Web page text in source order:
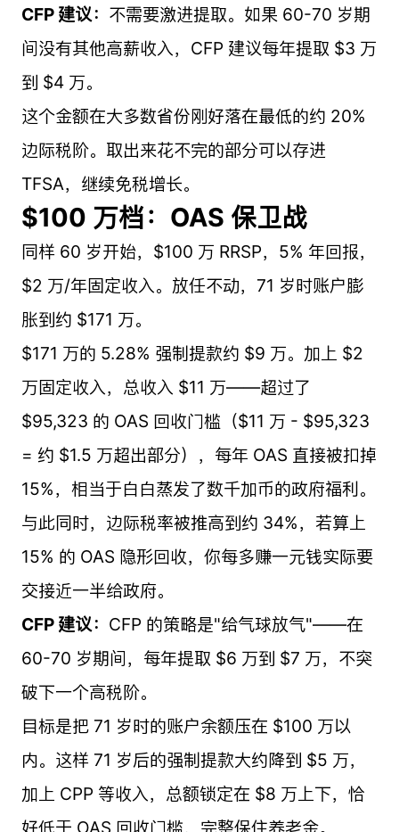
CFP 建议： 不需要激进提取。如果 60-70 岁期
间没有其他高薪收入，CFP 建议每年提取 $3 万
到 $4 万。
这个金额在大多数省份刚好落在最低的约 20%
边际税阶。取出来花不完的部分可以存进
TFSA，继续免税增长。
$100 万档：OAS 保卫战
同样 60 岁开始，$100 万 RRSP，5% 年回报，
$2 万/年固定收入。放任不动，71 岁时账户膨
胀到约 $171 万。
$171 万的 5.28% 强制提款约 $9 万。加上 $2
万固定收入，总收入 $11 万——超过了
$95,323 的 OAS 回收门槛（$11 万 - $95,323
= 约 $1.5 万超出部分），每年 OAS 直接被扣掉
15%，相当于白白蒸发了数千加币的政府福利。
与此同时，边际税率被推高到约 34%，若算上
15% 的 OAS 隐形回收，你每多赚一元钱实际要
交接近一半给政府。
CFP 建议： CFP 的策略是"给气球放气"——在
60-70 岁期间，每年提取 $6 万到 $7 万，不突
破下一个高税阶。
目标是把 71 岁时的账户余额压在 $100 万以
内。这样 71 岁后的强制提款大约降到 $5 万，
加上 CPP 等收入，总额锁定在 $8 万上下，恰
好低于 OAS 回收门槛，完整保住养老金。